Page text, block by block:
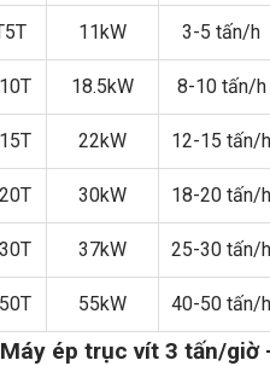
11kW 3-5 tấn/h
18.5kW 8-10 tấn/h
22kW 12-15 tấn/h
30kW 18-20 tấn/h
37kW 25-30 tấn/h
55kW 40-50 tấn/h
ép trục vít 3 tấn/giờ